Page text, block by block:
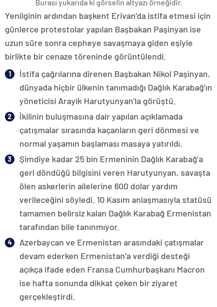
Burası yukarıda ki görselin altyazı örneğidir.
Yenilginin ardından başkent Erivan’da istifa etmesi için
günlerce protestolar yapılan Başbakan Paşinyan ise
uzun süre sonra cepheye savaşmaya giden eşiyle
birlikte bir cenaze töreninde görüntülendi.
İstifa çağrılarına direnen Başbakan Nikol Paşinyan,
dünyada hiçbir ülkenin tanımadığı Dağlık Karabağ’ın
yöneticisi Arayik Harutyunyan’la görüştü.
İkilinin buluşmasına dair yapılan açıklamada
çatışmalar sırasında kaçanların geri dönmesi ve
normal yaşamın başlaması masaya yatırıldı.
Şimdiye kadar 25 bin Ermeninin Dağlık Karabağ’a
geri döndüğü bilgisini veren Harutyunyan, savaşta
ölen askerlerin ailelerine 600 dolar yardım
verileceğini söyledi. 10 Kasım anlaşmasıyla statüsü
tamamen belirsiz kalan Dağlık Karabağ Ermenistan
tarafından bile tanınmıyor.
Azerbaycan ve Ermenistan arasındaki çatışmalar
devam ederken Ermenistan’a verdiği desteği
açıkça ifade eden Fransa Cumhurbaşkanı Macron
ise hafta sonunda dikkat çeken bir ziyaret
gerçekleştirdi.